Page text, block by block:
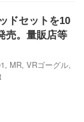
ドセットを10
売。量販店等
, MR, VRゴーグル,